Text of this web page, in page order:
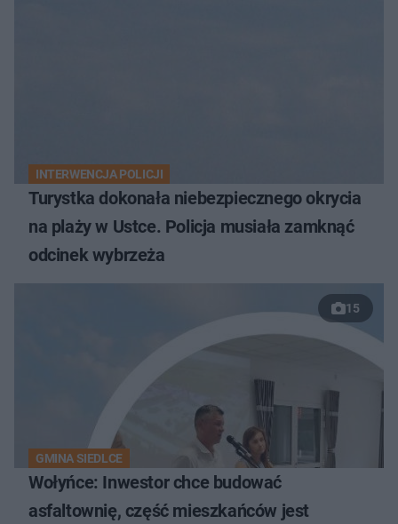
INTERWENCJA POLICJI
Turystka dokonała niebezpiecznego okrycia
na plaży w Ustce. Policja musiała zamknąć
odcinek wybrzeża
15
GMINA SIEDLCE
Wołyńce: Inwestor chce budować
asfaltownię, część mieszkańców jest